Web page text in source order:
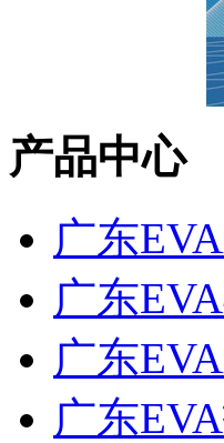
产品中心
广东
广东
广东
广东